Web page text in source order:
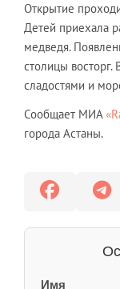
Открытие
Детей приехала
медведя.
столицы восторг.
сладостями и
Сообщает МИА
города Астаны.
Имя